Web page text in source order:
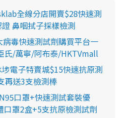
全線分店開賣$28快速測
鼻咽拭子採樣檢測
病毒快速測試劑購買平台一
氏/萬寧/阿布泰/HKTVmall
埗電子特賣城$15快速抗原測
再送3支檢測棒
口罩+快速測試套裝優
口罩2盒+5支抗原檢測試劑